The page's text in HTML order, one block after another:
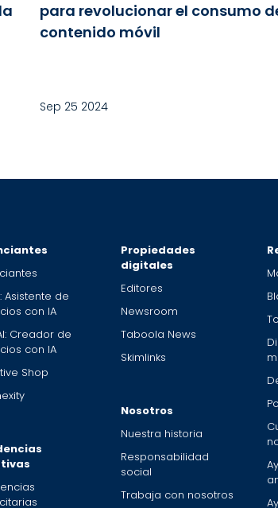
para revolucionar el consumo
contenido móvil
Sep 25 2024
Asistente de
con IA
Creador de
con IA
Shop
Propiedades
digitales
Editores
Newsroom
Taboola News
Skimlinks
Nosotros
Nuestra historia
Responsabilidad
social
Trabaja con nosotros